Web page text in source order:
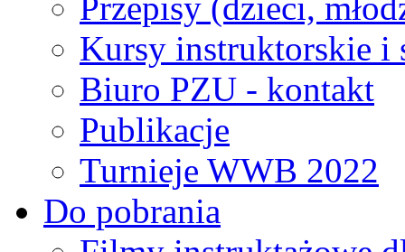
Kursy instruktorskie i
Biuro PZU - kontakt
Publikacje
Turnieje WWB 2022
Do pobrania